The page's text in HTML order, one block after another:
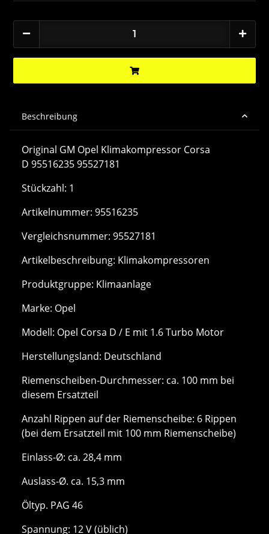
Beschreibung
Original GM Opel Klimakompressor Corsa
D 95516235 95527181
Stückzahl: 1
Artikelnummer: 95516235
Vergleichsnummer: 95527181
Artikelbeschreibung: Klimakompressoren
Produktgruppe: Klimaanlage
Marke: Opel
Modell: Opel Corsa D / E mit 1.6 Turbo Motor
Herstellungsland: Deutschland
Riemenscheiben‑Durchmesser: ca. 100 mm bei
diesem Ersatzteil
Anzahl Rippen auf der Riemenscheibe: 6 Rippen
(bei dem Ersatzteil mit 100 mm Riemenscheibe)
Einlass‑Ø: ca. 28,4 mm
Auslass‑Ø. ca. 15,3 mm
Öltyp. PAG 46
Spannung: 12 V (üblich)